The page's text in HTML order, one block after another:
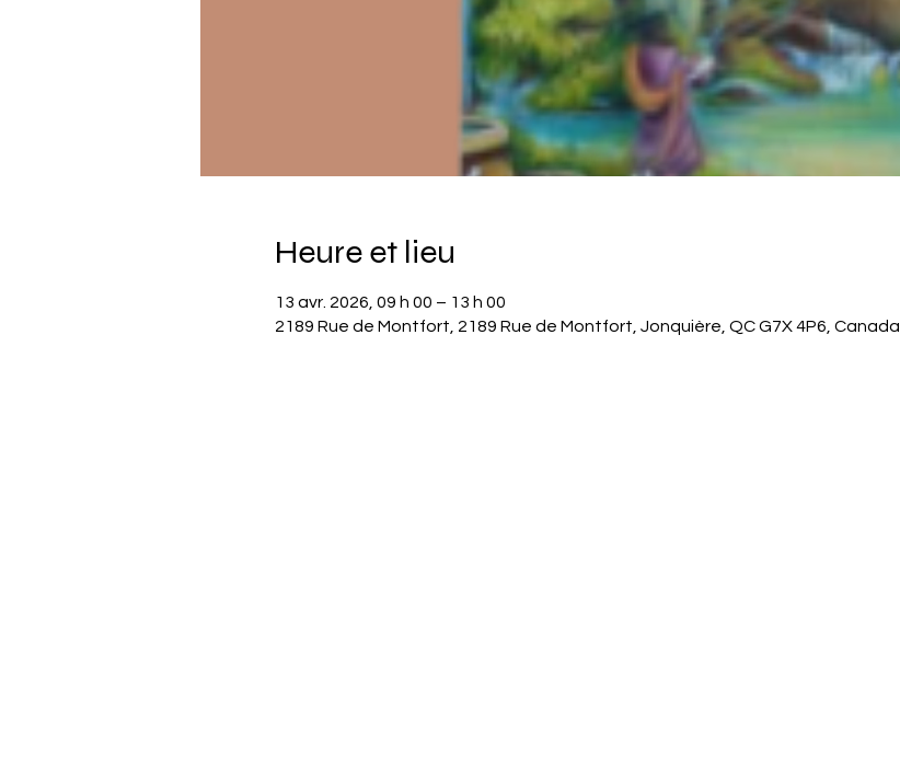
Heure et lieu
13 avr. 2026, 09 h 00 – 13 h 00
2189 Rue de Montfort, 2189 Rue de Montfort, Jonquière, QC G7X 4P6, Canada